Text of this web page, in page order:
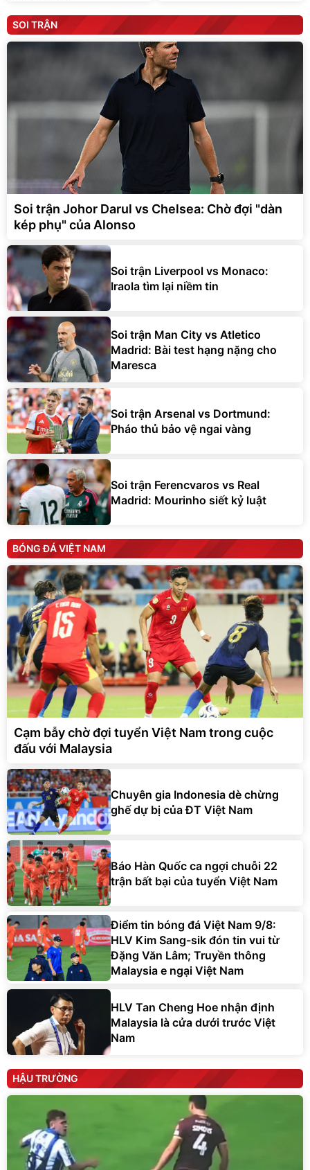
SOI TRẬN
Soi trận Johor Darul vs Chelsea: Chờ đợi "dàn
kép phụ" của Alonso
Soi trận Liverpool vs Monaco:
Iraola tìm lại niềm tin
Soi trận Man City vs Atletico
Madrid: Bài test hạng nặng cho
Maresca
Soi trận Arsenal vs Dortmund:
Pháo thủ bảo vệ ngai vàng
Soi trận Ferencvaros vs Real
Madrid: Mourinho siết kỷ luật
BÓNG ĐÁ VIỆT NAM
Cạm bẫy chờ đợi tuyển Việt Nam trong cuộc
đấu với Malaysia
Chuyên gia Indonesia dè chừng
ghế dự bị của ĐT Việt Nam
Báo Hàn Quốc ca ngợi chuỗi 22
trận bất bại của tuyển Việt Nam
Điểm tin bóng đá Việt Nam 9/8:
HLV Kim Sang-sik đón tin vui từ
Đặng Văn Lâm; Truyền thông
Malaysia e ngại Việt Nam
HLV Tan Cheng Hoe nhận định
Malaysia là cửa dưới trước Việt
Nam
HẬU TRƯỜNG